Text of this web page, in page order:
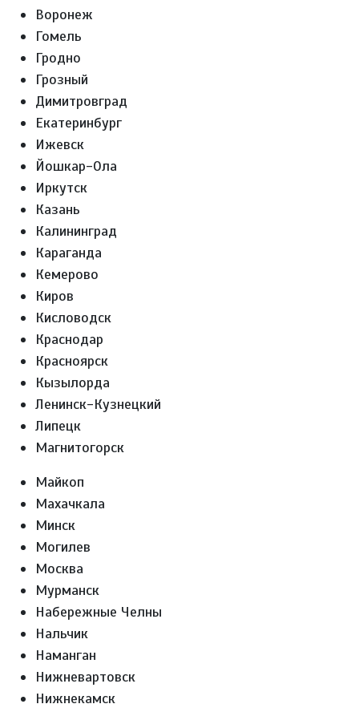
Воронеж
Гомель
Гродно
Грозный
Димитровград
Екатеринбург
Ижевск
Йошкар-Ола
Иркутск
Казань
Калининград
Караганда
Кемерово
Киров
Кисловодск
Краснодар
Красноярск
Кызылорда
Ленинск-Кузнецкий
Липецк
Магнитогорск
Майкоп
Махачкала
Минск
Могилев
Москва
Мурманск
Набережные Челны
Нальчик
Наманган
Нижневартовск
Нижнекамск